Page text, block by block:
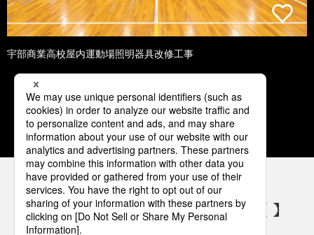
宇部商業高校屋内運動場照明器具改修工事
1 2 3 4 5
パナソニックの電気設備 SNSアカウント